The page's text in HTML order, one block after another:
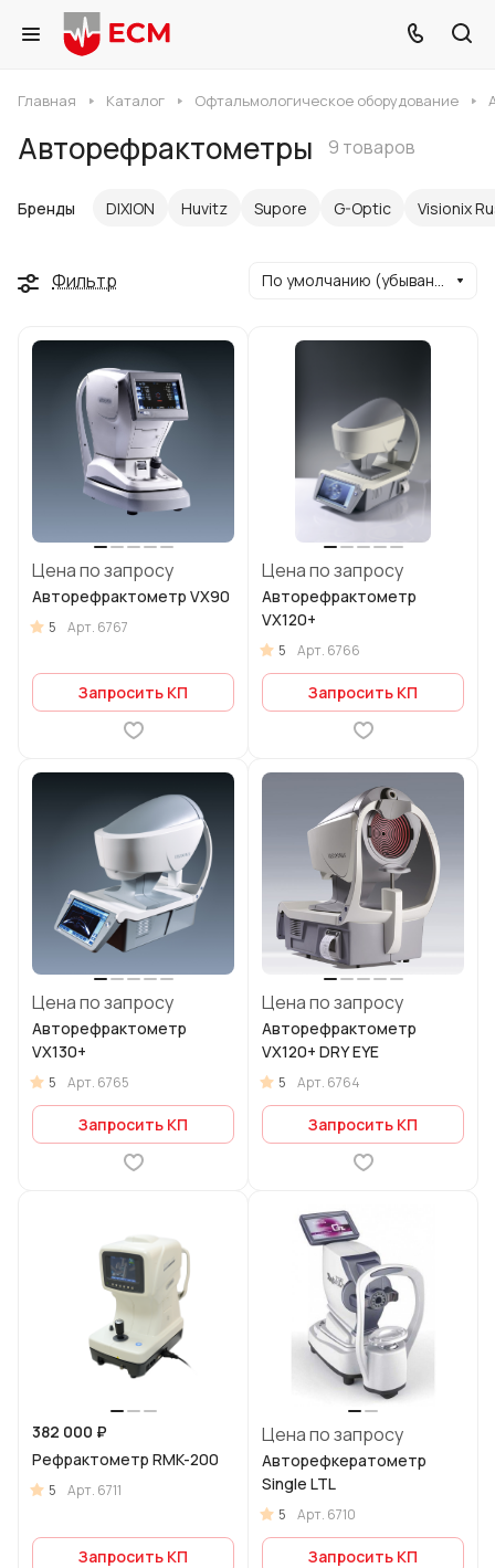
Главная Каталог Офтальмологическое оборудование
Авторефрактометры 9 товаров
Бренды DIXION Huvitz Supore G-Optic Visionix
Фильтр По умолчанию (убывание)
Цена по запросу
Авторефрактометр VX90
5 Арт. 6767
Запросить КП
Цена по запросу
Авторефрактометр
VX120+
5 Арт. 6766
Запросить КП
Цена по запросу
Авторефрактометр
VX130+
5 Арт. 6765
Запросить КП
Цена по запросу
Авторефрактометр
VX120+ DRY EYE
5 Арт. 6764
Запросить КП
382 000 ₽
Рефрактометр RMK-200
5 Арт. 6711
Запросить КП
Цена по запросу
Авторефкератометр
Single LTL
5 Арт. 6710
Запросить КП